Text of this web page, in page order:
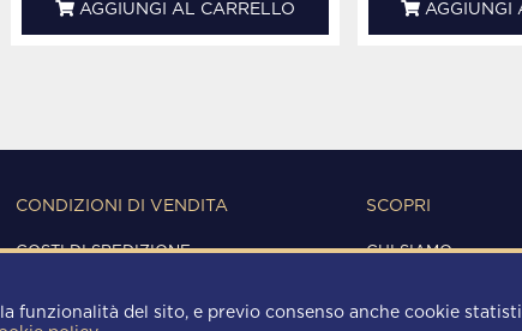
AGGIUNGI AL CARRELLO AGGIUNGI
CONDIZIONI DI VENDITA
COSTI DI SPEDIZIONE
PRIVACY
SCOPRI
CHI SIAMO
funzionalità del sito, e previo consenso anche cookie